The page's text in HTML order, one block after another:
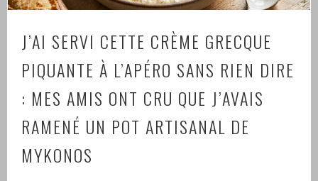
J’AI SERVI CETTE CRÈME GRECQUE
PIQUANTE À L’APÉRO SANS RIEN DIRE
: MES AMIS ONT CRU QUE J’AVAIS
RAMENÉ UN POT ARTISANAL DE
MYKONOS